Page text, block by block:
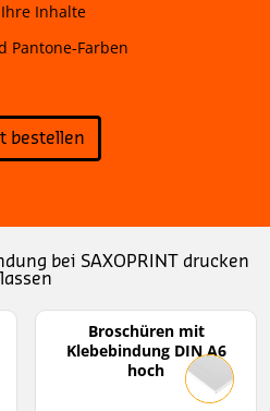
Inhalte
Pantone-Farben
bestellen
bei SAXOPRINT drucken
lassen
Broschüren mit
Klebebindung DIN A6
hoch